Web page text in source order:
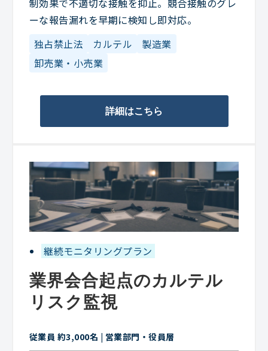
制効果で不適切な接触を抑止。競合接触のグレ
ーな報告漏れを早期に検知し即対応。
独占禁止法
カルテル
製造業
卸売業・小売業
詳細はこちら
継続モニタリングプラン
業界会合起点のカルテル
リスク監視
従業員 約3,000名 | 営業部門・役員層